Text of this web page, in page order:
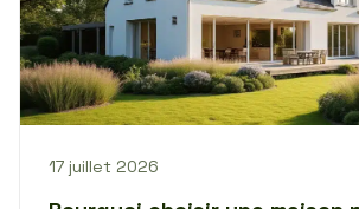
17 juillet 2026